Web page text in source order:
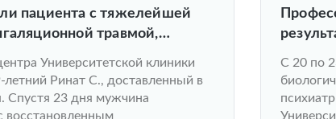
пациента с тяжелейшей
травмой,
Университетской клиники
Ринат С., доставленный в
Спустя 23 дня мужчина
восстановленным
С 20 по